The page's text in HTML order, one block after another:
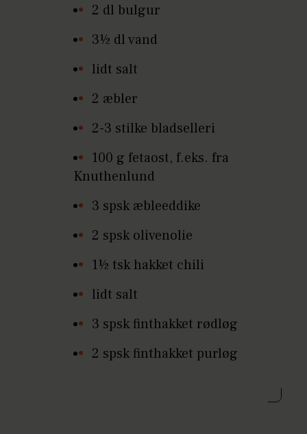
2 dl bulgur
3½ dl vand
lidt salt
2 æbler
2-3 stilke bladselleri
100 g fetaost, f.eks. fra
Knuthenlund
3 spsk æbleeddike
2 spsk olivenolie
1½ tsk hakket chili
lidt salt
3 spsk finthakket rødløg
2 spsk finthakket purløg